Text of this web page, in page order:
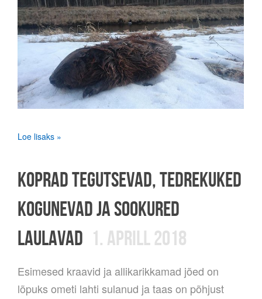
Loe lisaks »
KOPRAD TEGUTSEVAD, TEDREKUKED
KOGUNEVAD JA SOOKURED
LAULAVAD 1. APRILL 2018
Esimesed kraavid ja allikarikkamad jõed on
lõpuks ometi lahti sulanud ja taas on põhjust